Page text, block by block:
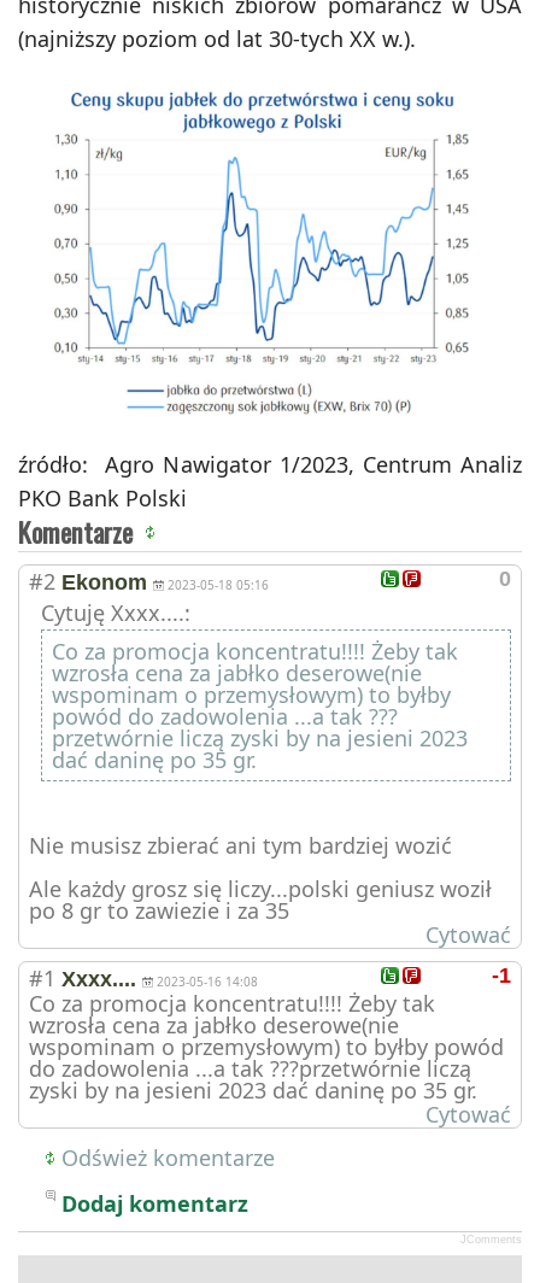
(najniższy poziom od lat 30-tych XX w.).
źródło: Agro Nawigator 1/2023, Centrum Analiz
PKO Bank Polski
Komentarze
0
#2 Ekonom 2023-05-18 05:16
Cytuję Xxxx....:
Co za promocja koncentratu!!!! Żeby tak
wzrosła cena za jabłko deserowe(nie
wspominam o przemysłowym) to byłby
powód do zadowolenia ...a tak ???
przetwórnie liczą zyski by na jesieni 2023
dać daninę po 35 gr.
Nie musisz zbierać ani tym bardziej wozić
Ale każdy grosz się liczy...polski geniusz woził
po 8 gr to zawiezie i za 35
Cytować
-1
#1 Xxxx.... 2023-05-16 14:08
Co za promocja koncentratu!!!! Żeby tak
wzrosła cena za jabłko deserowe(nie
wspominam o przemysłowym) to byłby powód
do zadowolenia ...a tak ???przetwórnie liczą
zyski by na jesieni 2023 dać daninę po 35 gr.
Cytować
Odśwież komentarze
Dodaj komentarz
JComments